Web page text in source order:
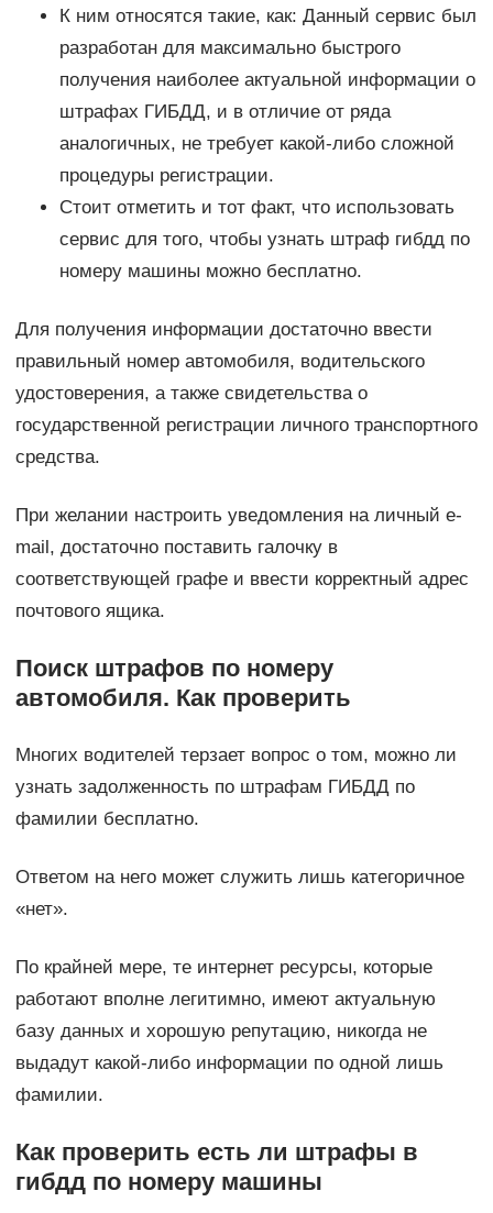
К ним относятся такие, как: Данный сервис был
разработан для максимально быстрого
получения наиболее актуальной информации о
штрафах ГИБДД, и в отличие от ряда
аналогичных, не требует какой-либо сложной
процедуры регистрации.
Стоит отметить и тот факт, что использовать
сервис для того, чтобы узнать штраф гибдд по
номеру машины можно бесплатно.
Для получения информации достаточно ввести
правильный номер автомобиля, водительского
удостоверения, а также свидетельства о
государственной регистрации личного транспортного
средства.
При желании настроить уведомления на личный e-
mail, достаточно поставить галочку в
соответствующей графе и ввести корректный адрес
почтового ящика.
Поиск штрафов по номеру
автомобиля. Как проверить
Многих водителей терзает вопрос о том, можно ли
узнать задолженность по штрафам ГИБДД по
фамилии бесплатно.
Ответом на него может служить лишь категоричное
«нет».
По крайней мере, те интернет ресурсы, которые
работают вполне легитимно, имеют актуальную
базу данных и хорошую репутацию, никогда не
выдадут какой-либо информации по одной лишь
фамилии.
Как проверить есть ли штрафы в
гибдд по номеру машины